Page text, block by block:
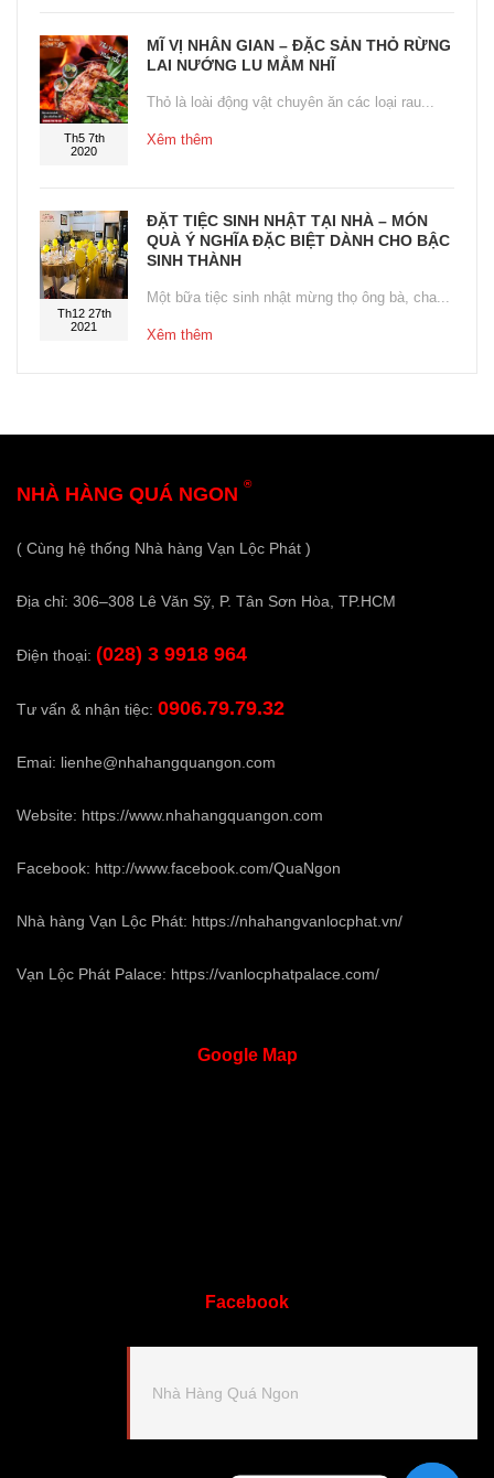
Th5 7th
2020
MĨ VỊ NHÂN GIAN – ĐẶC SẢN THỎ RỪNG
LAI NƯỚNG LU MẮM NHĨ
Thỏ là loài động vật chuyên ăn các loại rau...
Xêm thêm
Th12 27th
2021
ĐẶT TIỆC SINH NHẬT TẠI NHÀ – MÓN
QUÀ Ý NGHĨA ĐẶC BIỆT DÀNH CHO BẬC
SINH THÀNH
Một bữa tiệc sinh nhật mừng thọ ông bà, cha...
Xêm thêm
NHÀ HÀNG QUÁ NGON ®
( Cùng hệ thống Nhà hàng Vạn Lộc Phát )
Địa chỉ: 306–308 Lê Văn Sỹ, P. Tân Sơn Hòa, TP.HCM
Điện thoại: (028) 3 9918 964
Tư vấn & nhận tiệc: 0906.79.79.32
Emai: lienhe@nhahangquangon.com
Website: https://www.nhahangquangon.com
Facebook: http://www.facebook.com/QuaNgon
Nhà hàng Vạn Lộc Phát: https://nhahangvanlocphat.vn/
Vạn Lộc Phát Palace: https://vanlocphatpalace.com/
GoogleMap
Facebook
Nhà Hàng Quá Ngon